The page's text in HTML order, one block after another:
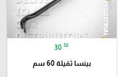
30 ₪
بينسا ثقيلة 60 سم